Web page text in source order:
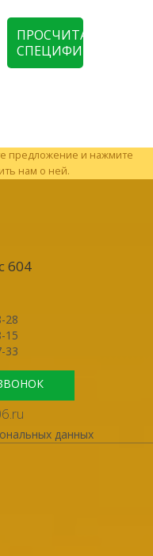
ПРОСЧИТАТЬ
СПЕЦИФИКАЦИЮ
предложение и нажмите
нам о ней.
604
28
15
33
данных